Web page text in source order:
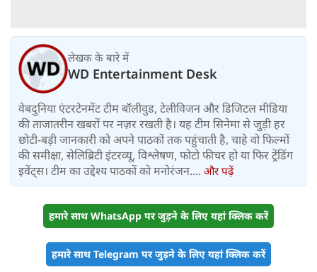
लेखक के बारे में
WD Entertainment Desk
वेबदुनिया एंटरटेनमेंट टीम बॉलीवुड, टेलीविजन और डिजिटल मीडिया
की ताजातरीन खबरों पर नज़र रखती है। यह टीम सिनेमा से जुड़ी हर
छोटी-बड़ी जानकारी को अपने पाठकों तक पहुंचाती है, चाहे वो फिल्मों
की समीक्षा, सेलिब्रिटी इंटरव्यू, विश्लेषण, फोटो फीचर हो या फिर ट्रेंडिंग
इवेंट्स। टीम का उद्देश्य पाठकों को मनोरंजन.... और पढ़ें
हमारे साथ WhatsApp पर जुड़ने के लिए यहां क्लिक करें
हमारे साथ Telegram पर जुड़ने के लिए यहां क्लिक करें